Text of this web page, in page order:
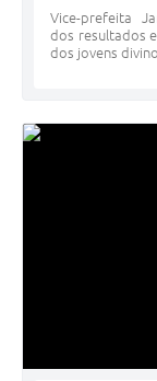
Vice-prefeita
dos resultados
dos jovens